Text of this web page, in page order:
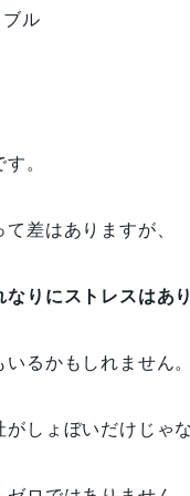
ル
。
差はありますが、
りにストレスはあり
るかもしれません。
がしょぼいだけじゃ